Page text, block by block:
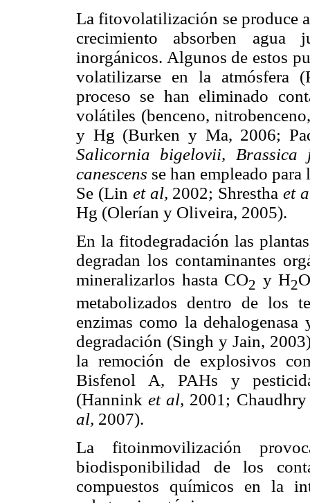
La fitovolatilización se produce
crecimiento absorben agua
inorgánicos. Algunos de estos
volatilizarse en la atmósfera
proceso se han eliminado
volátiles (benceno,
y Hg (Burken y Ma, 2006;
Salicornia bigelovii, Brassica
canescens se han empleado
Se (Lin et al, 2002; Shresthaet
Hg (Olerían y Oliveira, 2005).
En la fitodegradación las
degradan los contaminantes
mineralizarlos hasta CO2 y H2
metabolizados dentro de los
enzimas como la
degradación (Singh y Jain,
la remoción de explosivos
Bisfenol A, PAHs y
(Hanninket al, 2001;
al, 2007).
La fitoinmovilización
biodisponibilidad de los
compuestos químicos en la